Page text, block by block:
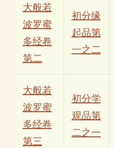
大般若
波罗蜜
多经卷
第二
初分缘
起品第
一之二
大般若
波罗蜜
多经卷
第三
初分学
观品第
二之一